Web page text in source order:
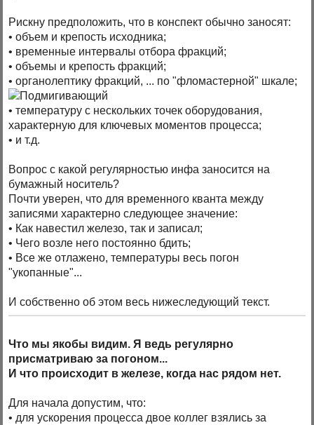
Рискну предположить, что в конспект обычно заносят:
• объем и крепость исходника;
• временные интервалы отбора фракций;
• объемы и крепость фракций;
• органолептику фракций, ... по "фломастерной" шкале;
• температуру с нескольких точек оборудования,
характерную для ключевых моментов процесса;
• и т.д.
Вопрос с какой регулярностью инфа заносится на
бумажный носитель?
Почти уверен, что для временного кванта между
записями характерно следующее значение:
• Как навестил железо, так и записал;
• Чего возле него постоянно бдить;
• Все же отлажено, температуры весь погон
"укопанные"...
И собственно об этом весь нижеследующий текст.
Что мы якобы видим. Я ведь регулярно
присматриваю за погоном...
И что происходит в железе, когда нас рядом нет.
Для начала допустим, что:
• для ускорения процесса двое коллег взялись за